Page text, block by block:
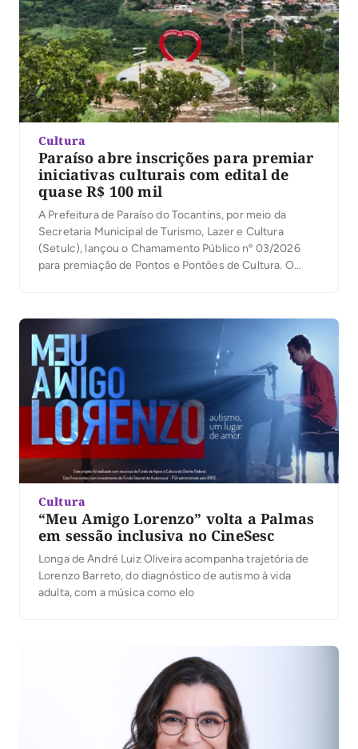
Cultura
Paraíso abre inscrições para premiar
iniciativas culturais com edital de
quase R$ 100 mil
A Prefeitura de Paraíso do Tocantins, por meio da
Secretaria Municipal de Turismo, Lazer e Cultura
(Setulc), lançou o Chamamento Público nº 03/2026
para premiação de Pontos e Pontões de Cultura. O
Governo Federal, por meio do […]
Cultura
“Meu Amigo Lorenzo” volta a Palmas
em sessão inclusiva no CineSesc
Longa de André Luiz Oliveira acompanha trajetória de
Lorenzo Barreto, do diagnóstico de autismo à vida
adulta, com a música como elo